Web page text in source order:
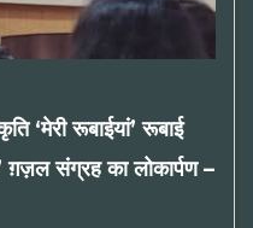
‘मेरी रूबाईयां’ रूबाई
संग्रह का लोकार्पण –